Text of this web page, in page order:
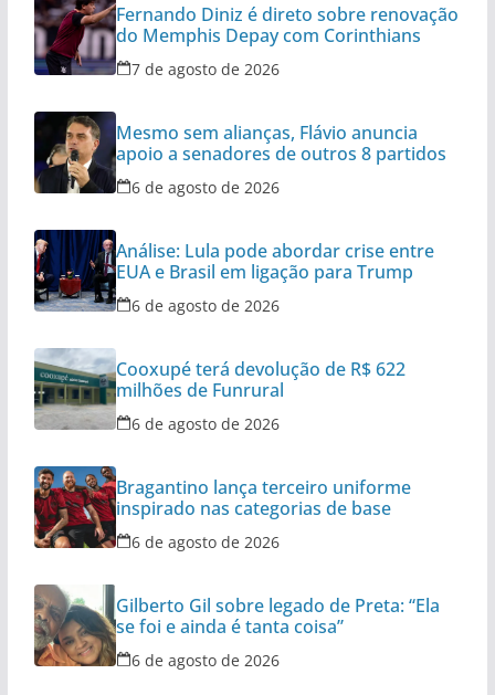
Fernando Diniz é direto sobre renovação
do Memphis Depay com Corinthians
7 de agosto de 2026
Mesmo sem alianças, Flávio anuncia
apoio a senadores de outros 8 partidos
6 de agosto de 2026
Análise: Lula pode abordar crise entre
EUA e Brasil em ligação para Trump
6 de agosto de 2026
Cooxupé terá devolução de R$ 622
milhões de Funrural
6 de agosto de 2026
Bragantino lança terceiro uniforme
inspirado nas categorias de base
6 de agosto de 2026
Gilberto Gil sobre legado de Preta: “Ela
se foi e ainda é tanta coisa”
6 de agosto de 2026